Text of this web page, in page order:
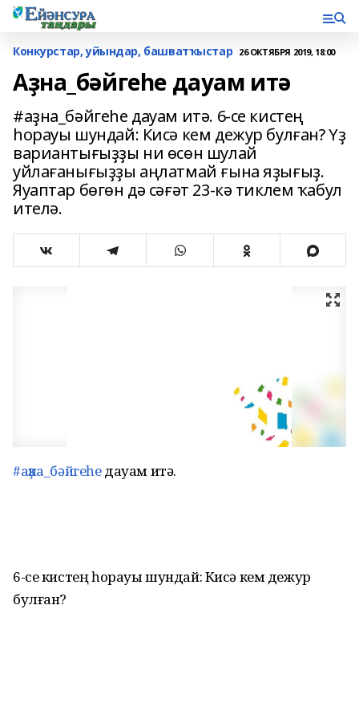
Конкурстар, уйындар, башватҡыстар 26 ОКТЯБРЯ 2019, 18:00
Аҙна_бәйгеһе дауам итә
#аҙна_бәйгеһе дауам итә. 6-се кистең
һорауы шундай: Кисә кем дежур булған? Үҙ
вариантығыҙҙы ни өсөн шулай
уйлағанығыҙҙы аңлатмай ғына яҙығыҙ.
Яуаптар бөгөн дә сәғәт 23-кә тиклем ҡабул
ителә.
#аҙна_бәйгеһедауам итә.
6-се кистең һорауы шундай: Кисә кем дежур
булған?